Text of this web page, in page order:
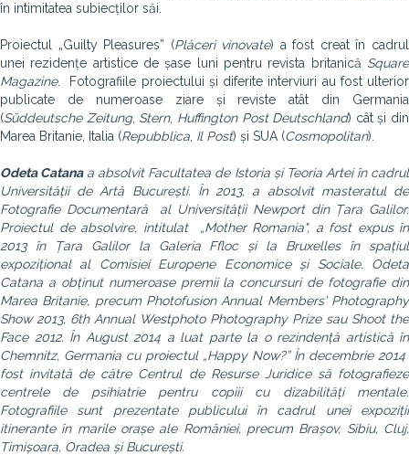
în intimitatea subiecților săi.
Proiectul „Guilty Pleasures” (Plăceri vinovate) a fost creat în cadrul
unei rezidențe artistice de șase luni pentru revista britanică Square
Magazine. Fotografiile proiectului și diferite interviuri au fost ulterior
publicate de numeroase ziare și reviste atât din Germania
(Süddeutsche Zeitung, Stern, Huffington Post Deutschland) cât și din
Marea Britanie, Italia (Repubblica Il Post) și SUA (Cosmopolitan).
Odeta Catanaa absolvit Facultatea de Istoria și Teoria Artei în cadrul
Universității de Artă București. În 2013, a absolvit masteratul de
Fotografie Documentară al Universității Newport din Țara Galilor.
Proiectul de absolvire, intitulat „Mother Romania", a fost expus în
2013 în Țara Galilor la Galeria Ffloc și la Bruxelles în spațiul
expozițional al Comisiei Europene Economice și Sociale. Odeta
Catana a obținut numeroase premii la concursuri de fotografie din
Marea Britanie, precum Photofusion Annual Members' Photography
Show 2013, 6th Annual Westphoto Photography Prize sau Shoot the
Face 2012. În August 2014 a luat parte la o rezindență artistică în
Chemnitz, Germania cu proiectul „Happy Now?” În decembrie 2014
fost invitată de către Centrul de Resurse Juridice să fotografieze
centrele de psihiatrie pentru copiii cu dizabilități mentale.
Fotografiile sunt prezentate publicului în cadrul unei expoziții
itinerante în marile orașe ale României, precum Brașov, Sibiu, Cluj,
Timișoara, Oradea și București.